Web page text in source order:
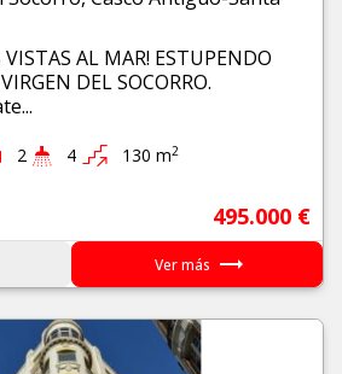
AL MAR! ESTUPENDO
DEL SOCORRO.
2 4 130 m2
495.000 €
Ver más trending_flat
Next